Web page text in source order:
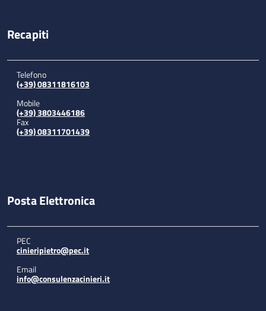
Recapiti
Telefono
(+39) 08311816103
Mobile
(+39) 3803446186
Fax
(+39) 08311701439
Posta Elettronica
PEC
cinieripietro@pec.it
Email
info@consulenzacinieri.it